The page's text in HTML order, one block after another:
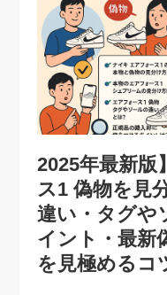
2025年最新版
ス1 偽物を見
違い・タグや
イント・最新
を見極めるコ